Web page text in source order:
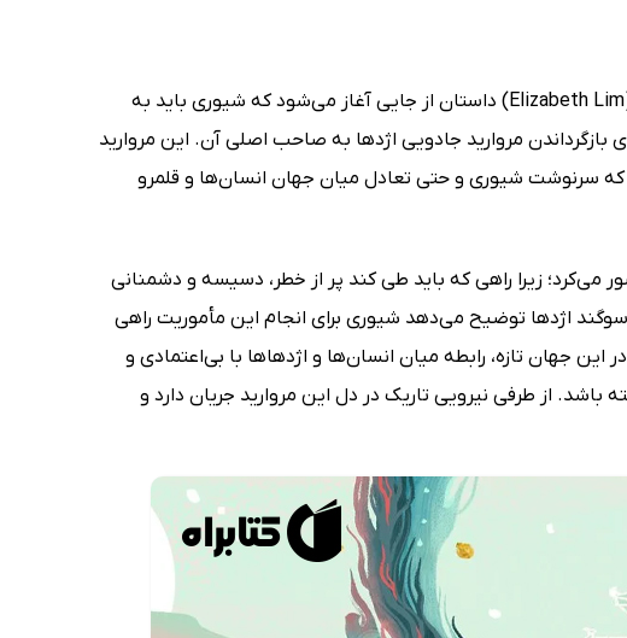
در کتاب سوگند اژدها (The Dragon's Promise) نوشته‌ی الیزابت لیم (Elizabeth Lim) داستان از جایی آغاز می‌شود که شیوری باید به
مروارید جادویی اژدها به صاحب اصلی آن. این مروارید
سرنوشت شیوری و حتی تعادل میان جهان انسان‌ها و قلمرو
می‌کرد؛ زیرا راهی که باید طی کند پر از خطر، دسیسه و دشمنانی
اژدها توضیح می‌دهد شیوری برای انجام این مأموریت راهی
جهان تازه، رابطه میان انسان‌ها و اژدهاها با بی‌اعتمادی و
از طرفی نیرویی تاریک در دل این مروارید جریان دارد و